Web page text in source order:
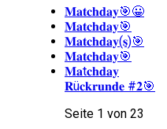
𝐌𝐚𝐭𝐜𝐡𝐝𝐚𝐲🎯😀
𝐌𝐚𝐭𝐜𝐡𝐝𝐚𝐲🎯
𝐌𝐚𝐭𝐜𝐡𝐝𝐚𝐲(𝐬)🎯
𝐌𝐚𝐭𝐜𝐡𝐝𝐚𝐲🎯
𝐌𝐚t𝐜𝐡𝐝𝐚𝐲
𝐑ü𝐜𝐤𝐫𝐮𝐧𝐝𝐞 #𝟐🎯
Seite 1 von 23